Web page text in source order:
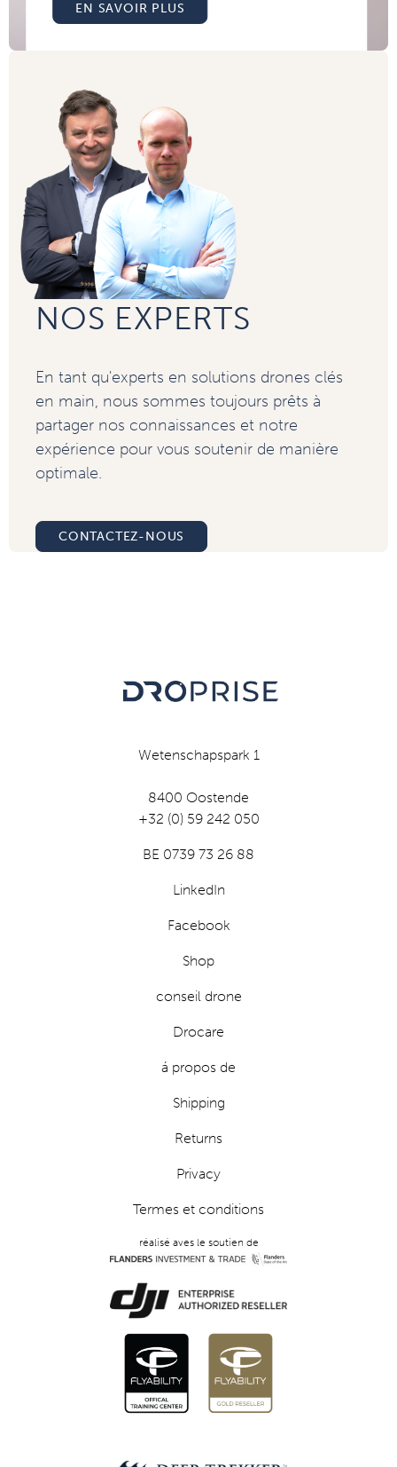
EN SAVOIR PLUS
NOS EXPERTS
En tant qu'experts en solutions drones clés
en main, nous sommes toujours prêts à
partager nos connaissances et notre
expérience pour vous soutenir de manière
optimale.
CONTACTEZ-NOUS
Wetenschapspark 1
8400 Oostende
+32 (0) 59 242 050
BE 0739 73 26 88
LinkedIn
Facebook
Shop
conseil drone
Drocare
á propos de
Shipping
Returns
Privacy
Termes et conditions
réalisé aves le soutien de